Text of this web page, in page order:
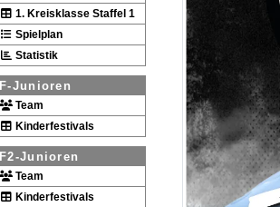
1. Kreisklasse Staffel 1
Spielplan
Statistik
F-Junioren
Team
Kinderfestivals
F2-Junioren
Team
Kinderfestivals